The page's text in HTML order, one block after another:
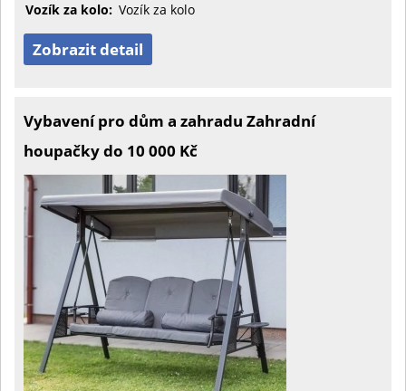
Vozík za kolo: Vozík za kolo
Zobrazit detail
Vybavení pro dům a zahradu Zahradní
houpačky do 10 000 Kč